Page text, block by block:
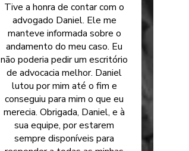
Tive a honra de contar com o
advogado Daniel. Ele me
manteve informada sobre o
andamento do meu caso. Eu
não poderia pedir um escritório
de advocacia melhor. Daniel
lutou por mim até o fim e
conseguiu para mim o que eu
merecia. Obrigada, Daniel, e à
sua equipe, por estarem
sempre disponíveis para